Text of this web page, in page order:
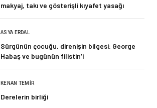
makyaj, takı ve gösterişli kıyafet yasağı
ASYA ERDAL
Sürgünün çocuğu, direnişin bilgesi: George
Habaş ve bugünün filistin’i
KENAN TEMIR
Derelerin birliği